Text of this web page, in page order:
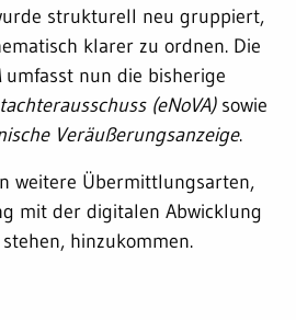
strukturell neu gruppiert,
klarer zu ordnen. Die
umfasst nun die bisherige
(eNoVA)sowie
Veräußerungsanzeige.
weitere Übermittlungsarten,
mit der digitalen Abwicklung
hinzukommen.